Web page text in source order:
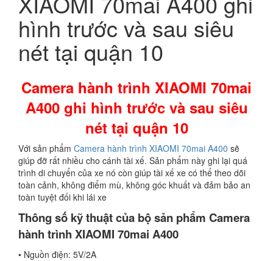
hình trước và sau siêu
nét tại quận 10
Camera hành trình XIAOMI 70mai
A400 ghi hình trước và sau siêu
nét tại quận 10
Với sản phẩm Camera hành trình XIAOMI 70mai A400 sẽ
giúp đỡ rất nhiều cho cánh tài xế. Sản phẩm này ghi lại quá
trình di chuyển của xe nó còn giúp tài xế xe có thể theo dõi
toàn cảnh, không điểm mù, không góc khuất và đảm bảo an
toàn tuyệt đối khi lái xe
Thông số kỹ thuật của bộ sản phẩm Camera
hành trình XIAOMI 70mai A400
• Nguồn điện: 5V/2A